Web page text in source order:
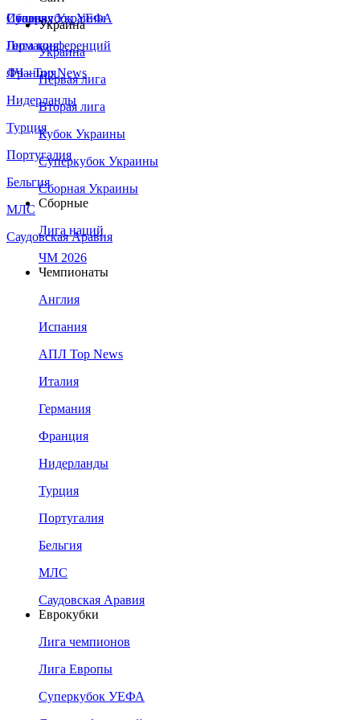
Сборная Украины
Италия
Германия
Франция
Нидерланды
Турция
Португалия
Бельгия
МЛС
Саудовская Аравия
Суперкубок УЕФА
Лига конференций
ЛЧ - Top News
Украина
Украина
Первая лига
Вторая лига
Кубок Украины
Суперкубок Украины
Сборная Украины
Сборные
Лига наций
ЧМ 2026
Чемпионаты
Англия
Испания
АПЛ Top News
Италия
Германия
Франция
Нидерланды
Турция
Португалия
Бельгия
МЛС
Саудовская Аравия
Еврокубки
Лига чемпионов
Лига Европы
Суперкубок УЕФА